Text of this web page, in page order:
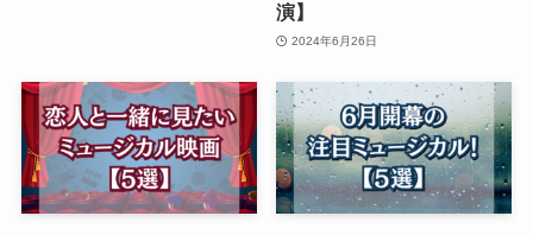
演】
2024年6月26日